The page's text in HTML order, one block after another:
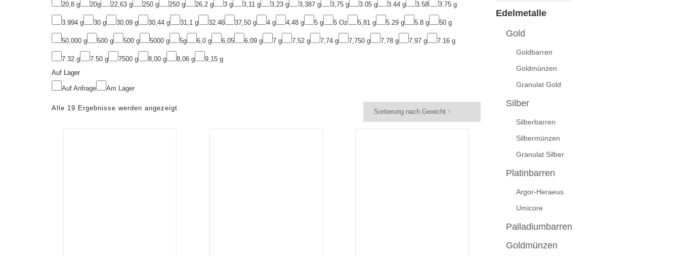
20,8 g 20g 22,63 g 250 g 250 g 26,2 g 3 g 3,11 g 3,23 g 3,387 g 3,75 g 3.05 g 3.44 g 3.58 3.75 g
3.994 g 30 g 30,09 g 30,44 g 31,1 g 32.46 37,50 g 4 g 4,48 g 5 g 5 Oz 5,81 g 5.29 g 5.8 g 50 g
50,000 g 500 g 500 g 5000 g 5g 6,0 g 6,05 6,09 g 7 g 7,52 g 7,74 g 7,750 g 7,78 g 7,97 g 7.16 g
7.32 g 7.50 g 7500 g 8,00 g 8,06 g
9,15 g
Auf Lager
Auf Anfrage Am Lager
Alle 19 Ergebnisse werden angezeigt
Edelmetalle
Gold
Goldbarren
Goldmünzen
Granulat Gold
Silber
Silberbarren
Silbermünzen
Granulat Silber
Platinbarren
Argor-Heraeus
Umicore
Palladiumbarren
Goldmünzen